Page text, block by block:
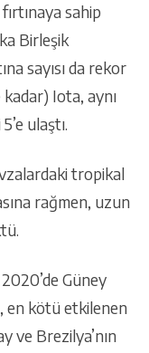
sahip
Birleşik
sayısı da rekor
kadar) Iota, aynı
ulaştı.
tropikal
rağmen, uzun
Güney
en kötü etkilenen
ve Brezilya’nın